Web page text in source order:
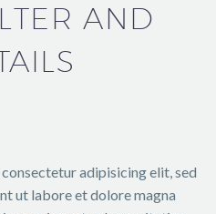
AND
adipisicing elit, sed
ut labore et dolore magna